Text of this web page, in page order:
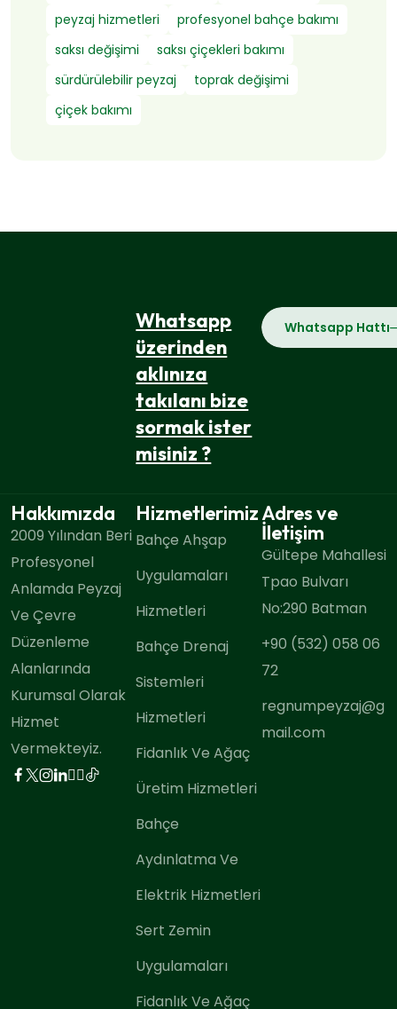
peyzaj hizmetleri
profesyonel bahçe bakımı
saksı değişimi
saksı çiçekleri bakımı
sürdürülebilir peyzaj
toprak değişimi
çiçek bakımı
Whatsapp
üzerinden
aklınıza
takılanı bize
sormak ister
misiniz ?
Whatsapp Hattı
Hakkımızda
2009 Yılından Beri
Profesyonel
Anlamda Peyzaj
Ve Çevre
Düzenleme
Alanlarında
Kurumsal Olarak
Hizmet
Vermekteyiz.
Hizmetlerimiz
Bahçe Ahşap
Uygulamaları
Hizmetleri
Bahçe Drenaj
Sistemleri
Hizmetleri
Fidanlık Ve Ağaç
Üretim Hizmetleri
Bahçe
Aydınlatma Ve
Elektrik Hizmetleri
Sert Zemin
Uygulamaları
Fidanlık Ve Ağaç
Adres ve
İletişim
Gültepe Mahallesi
Tpao Bulvarı
No:290 Batman
+90 (532) 058 06
72
regnumpeyzaj@g
mail.com